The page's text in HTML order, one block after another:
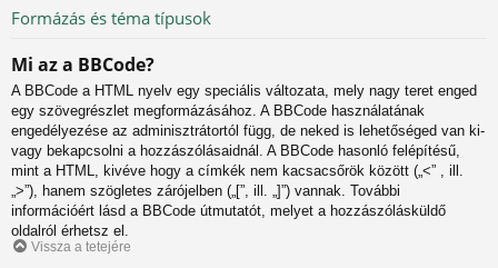
Formázás és téma típusok
Mi az a BBCode?
A BBCode a HTML nyelv egy speciális változata, mely nagy teret enged
egy szövegrészlet megformázásához. A BBCode használatának
engedélyezése az adminisztrátortól függ, de neked is lehetőséged van ki-
vagy bekapcsolni a hozzászólásaidnál. A BBCode hasonló felépítésű,
mint a HTML, kivéve hogy a címkék nem kacsacsőrök között („<” , ill.
„>”), hanem szögletes zárójelben („[”, ill. „]”) vannak. További
információért lásd a BBCode útmutatót, melyet a hozzászólásküldő
oldalról érhetsz el.
Vissza a tetejére